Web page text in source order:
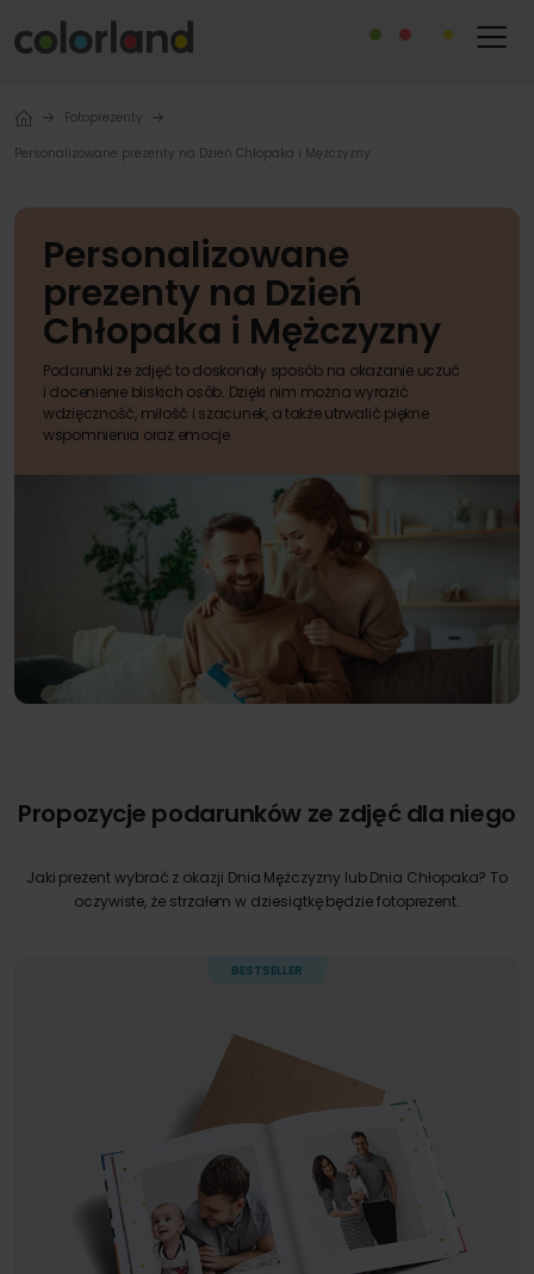
Fotoprezenty
Personalizowane prezenty na Dzień Chłopaka i Mężczyzny
Personalizowane
prezenty na Dzień
Chłopaka i Mężczyzny
Podarunki ze zdjęć to doskonały sposób na okazanie uczuć
i docenienie bliskich osób. Dzięki nim można wyrazić
wdzięczność, miłość i szacunek, a także utrwalić piękne
wspomnienia oraz emocje.
Propozycje podarunków ze zdjęć dla niego
Jaki prezent wybrać z okazji Dnia Mężczyzny lub Dnia Chłopaka? To
oczywiste, że strzałem w dziesiątkę będzie fotoprezent.